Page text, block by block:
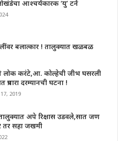
आश्चर्यकारक ‘यु’ टर्न
बलात्कार ! तालुक्यात खळबळ
लोक करंटे,आ. कोल्हेची जीभ घसरली
दरम्यानची घटना !
2019
अपे रिक्षास उडवले,सात जण
तर सहा जखमी